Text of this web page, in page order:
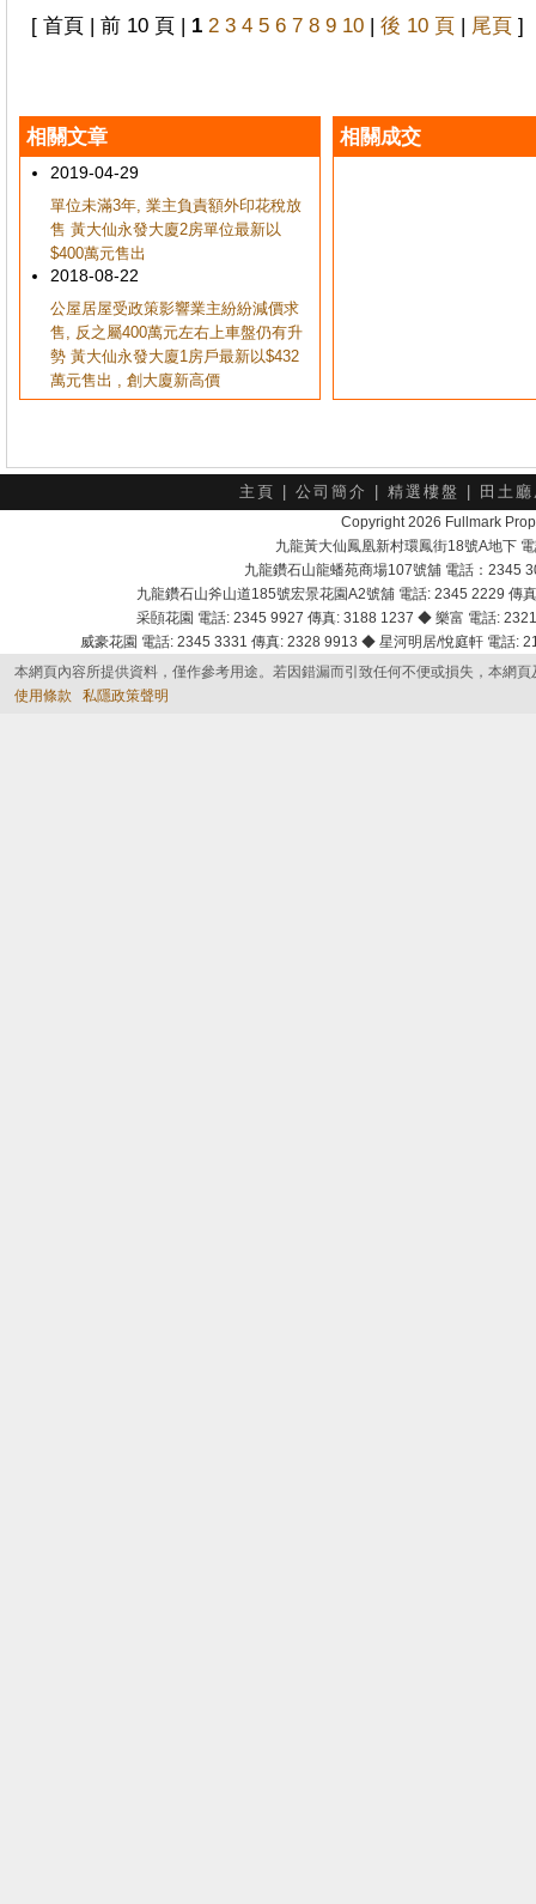
[ 首頁 | 前 10 頁 | 1 2 3 4 5 6 7 8 9 10 | 後 10 頁 | 尾頁 ]
相關文章
2019-04-29
單位未滿3年, 業主負責額外印花稅放
售 黃大仙永發大廈2房單位最新以
$400萬元售出
2018-08-22
公屋居屋受政策影響業主紛紛減價求
售, 反之屬400萬元左右上車盤仍有升
勢 黃大仙永發大廈1房戶最新以$432
萬元售出 , 創大廈新高價
相關成交
主頁 公司簡介 精選樓盤 田土
Copyright 2026 Fullmark
九龍黃大仙鳳凰新村環鳳街18號A地下
九龍鑽石山龍蟠苑商場107號舖 電話：2345
九龍鑽石山斧山道185號宏景花園A2號舖 電話: 2345 2229
采頣花園 電話: 2345 9927 傳真: 3188 1237 ◆ 樂富 電話:
威豪花園 電話: 2345 3331 傳真: 2328 9913 ◆ 星河明居/悅庭軒 電話
本網頁內容所提供資料，僅作參考用途。若因錯漏而引致任何不便或損失，本網
使用條款
私隱政策聲明